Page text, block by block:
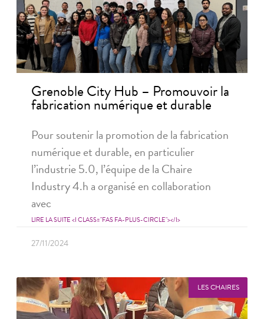
Grenoble City Hub – Promouvoir la
fabrication numérique et durable
Pour soutenir la promotion de la fabrication
numérique et durable, en particulier
l’industrie 5.0, l’équipe de la Chaire
Industry 4.h a organisé en collaboration
avec
LIRE LA SUITE <I CLASS="FAS FA-PLUS-CIRCLE"></I>
27/11/2024
LES CHAIRES